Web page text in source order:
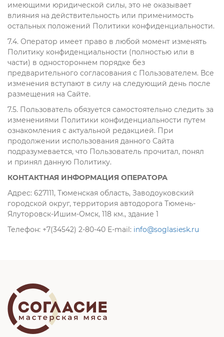
имеющими юридической силы, это не оказывает
влияния на действительность или применимость
остальных положений Политики конфиденциальности.
7.4. Оператор имеет право в любой момент изменять
Политику конфиденциальности (полностью или в
части) в одностороннем порядке без
предварительного согласования с Пользователем. Все
изменения вступают в силу на следующий день после
размещения на Сайте.
7.5. Пользователь обязуется самостоятельно следить за
изменениями Политики конфиденциальности путем
ознакомления с актуальной редакцией. При
продолжении использования данного Сайта
подразумевается, что Пользователь прочитал, понял
и принял данную Политику.
КОНТАКТНАЯ ИНФОРМАЦИЯ ОПЕРАТОРА
Адрес: 627111, Тюменская область, Заводоуковский
городской округ, территория автодорога Тюмень-
Ялуторовск-Ишим-Омск, 118 км., здание 1
Телефон: +7(34542) 2-80-40 E-mail: info@soglasiesk.ru